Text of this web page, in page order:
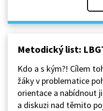
Metodický list:
Kdo a s kým?! Cílem
žáky v problematice
orientace a nabídnout
a diskuzi nad těmito